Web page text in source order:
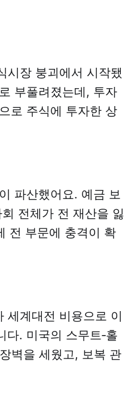
시장 붕괴에서 시작됐
부풀려졌는데, 투자
로 주식에 투자한 상
파산했어요. 예금 보
전체가 전 재산을 잃
전 부문에 충격이 확
세계대전 비용으로 이
다. 미국의 스무트‑홀
벽을 세웠고, 보복 관